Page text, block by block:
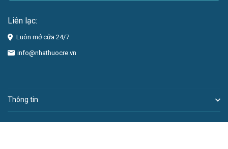
Liên lạc:
Luôn mở cửa 24/7
info@nhathuocre.vn
Thông tin